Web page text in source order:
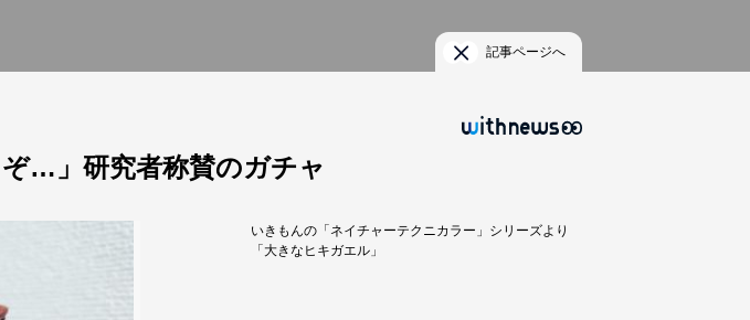
記事ページへ
…」研究者称賛のガチャ
いきもんの「ネイチャーテクニカラー」シリーズより
「大きなヒキガエル」